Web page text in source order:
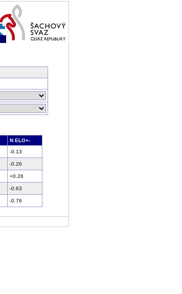
N ELO+-
-0.13
-0.26
+0.26
-0.63
-0.76